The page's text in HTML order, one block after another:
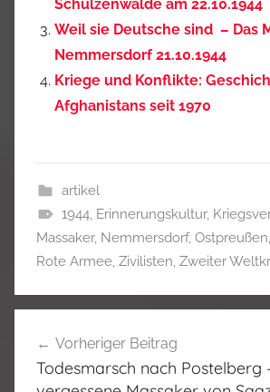
Schulzenwalde am 22.10.1944
Weil sie Deutsche sind – Das
Nemmersdorf 21.10.1944
Kriege und Konflikte:
Afghanistans seit 1970
artikel
1944, Erinnerungskultur,
Massaker, Nemmersdorf, Ostpreußen,
Rote Armee, Zivilisten, Zweiter
Vorheriger Beitrag
Todesmarsch nach Postelberg